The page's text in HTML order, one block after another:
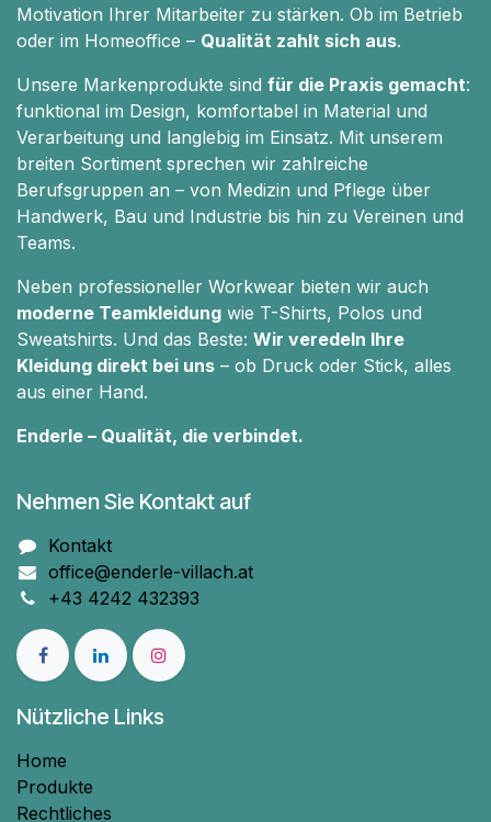
Motivation Ihrer Mitarbeiter zu stärken. Ob im Betrieb
oder im Homeoffice – Qualität zahlt sich aus.
Unsere Markenprodukte sind für die Praxis gemacht:
funktional im Design, komfortabel in Material und
Verarbeitung und langlebig im Einsatz. Mit unserem
breiten Sortiment sprechen wir zahlreiche
Berufsgruppen an – von Medizin und Pflege über
Handwerk, Bau und Industrie bis hin zu Vereinen und
Teams.
Neben professioneller Workwear bieten wir auch
moderne Teamkleidung wie T-Shirts, Polos und
Sweatshirts. Und das Beste: Wir veredeln Ihre
Kleidung direkt bei uns – ob Druck oder Stick, alles
aus einer Hand.
Enderle – Qualität, die verbindet.
Nehmen Sie Kontakt auf
Kontakt
office@enderle-villach.at
+43 4242 432393
Nützliche Links
Home
Produkte
Rechtliches